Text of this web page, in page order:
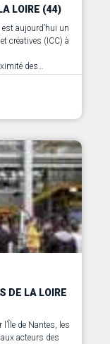
LOIRE (44)
aujourd’hui un
créatives (ICC) à
des
des
DE LA LOIRE
de Nantes, les
acteurs des